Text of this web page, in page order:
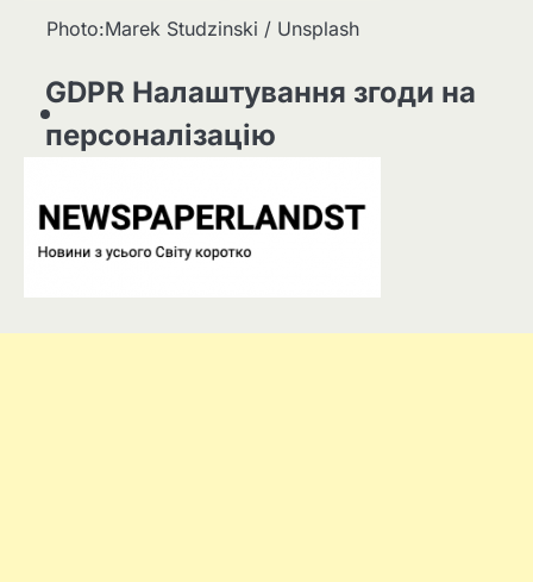
Photo:Marek Studzinski / Unsplash
GDPR Налаштування згоди на
персоналізацію